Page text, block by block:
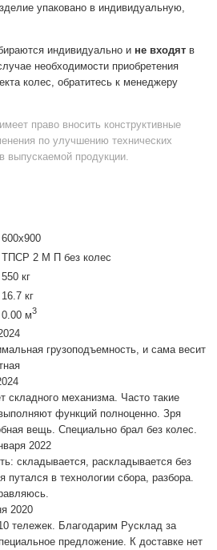
упаковано в индивидуальную,
индивидуально и не входят в
необходимости приобретения
колес, обратитесь к менеджеру
имеет право вносить конструктивные
по улучшению технических
выпускаемой продукции.
600х900
ТПСР 2 М П без колес
550 кг
16.7 кг
0.00 м3
грузоподъемность, и сама весит
складного механизма. Часто такие
функций полноценно. Зря
вещь. Специально брал без колес.
2022
складывается, раскладывается без
в технологии сбора, разбора.
2020
тележек. Благодарим Русклад за
предложение. К доставке нет